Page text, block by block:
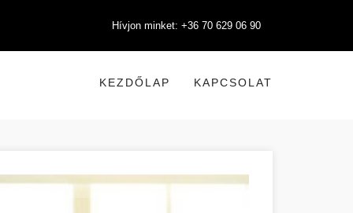
Hívjon minket: +36 70 629 06 90
KEZDŐLAP KAPCSOLAT